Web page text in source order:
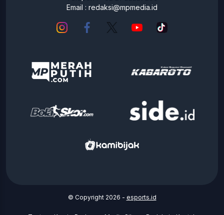
Email : redaksi@mpmedia.id
© Copyright 2026 - esports.id